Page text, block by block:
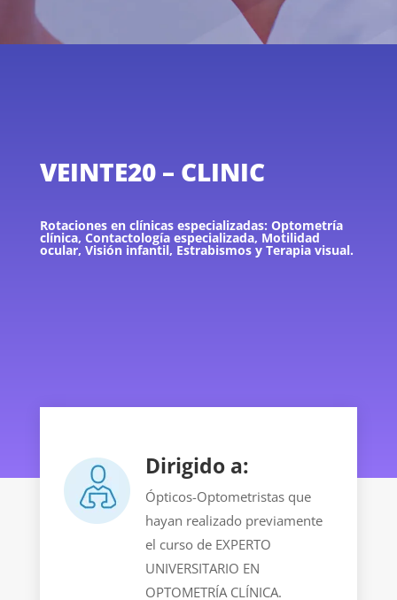
VEINTE20 – CLINIC
Rotaciones en clínicas especializadas: Optometría
clínica, Contactología especializada, Motilidad
ocular, Visión infantil, Estrabismos y Terapia visual.
Dirigido a:
Ópticos-Optometristas que
hayan realizado previamente
el curso de EXPERTO
UNIVERSITARIO EN
OPTOMETRÍA CLÍNICA.